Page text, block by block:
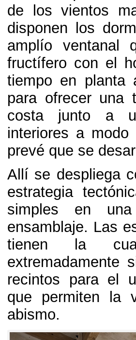
de los vientos
disponen los
amplío ventanal
fructífero con el
tiempo en planta
para ofrecer una
costa junto a
interiores a
prevé que se
Allí se despliega
estrategia
simples en
ensamblaje. Las
tienen la
extremadamente
recintos para el
que permiten la
abismo.